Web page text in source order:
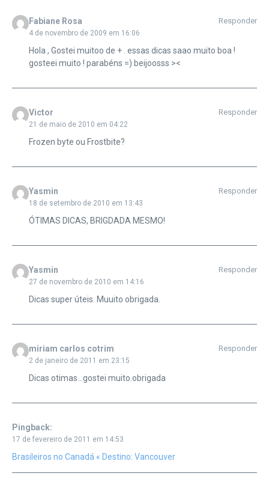
Fabiane Rosa
4 de novembro de 2009 em 16:06
Responder
Hola , Gostei muitoo de + . essas dicas saao muito boa !
gosteei muito ! parabéns =) beijoosss ><
Victor
21 de maio de 2010 em 04:22
Responder
Frozen byte ou Frostbite?
Yasmin
18 de setembro de 2010 em 13:43
Responder
ÓTIMAS DICAS, BRIGDADA MESMO!
Yasmin
27 de novembro de 2010 em 14:16
Responder
Dicas super úteis. Muuito obrigada.
miriam carlos cotrim
2 de janeiro de 2011 em 23:15
Responder
Dicas otimas…gostei muito.obrigada
Pingback:
17 de fevereiro de 2011 em 14:53
Brasileiros no Canadá « Destino: Vancouver